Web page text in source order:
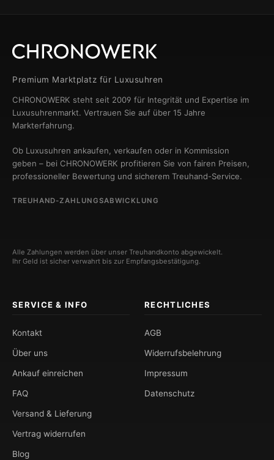
Premium Marktplatz für Luxusuhren
CHRONOWERK steht seit 2009 für Integrität und Expertise im
Luxusuhrenmarkt. Vertrauen Sie auf über 15 Jahre
Markterfahrung.
Ob Luxusuhren ankaufen, verkaufen oder in Kommission
geben – bei CHRONOWERK profitieren Sie von fairen Preisen,
professioneller Bewertung und sicherem Treuhand-Service.
TREUHAND-ZAHLUNGSABWICKLUNG
Alle Zahlungen werden über unser Treuhandkonto abgewickelt.
Ihr Geld ist sicher verwahrt bis zur Empfangsbestätigung.
SERVICE & INFO
Kontakt
Über uns
Ankauf einreichen
FAQ
Versand & Lieferung
Vertrag widerrufen
Blog
RECHTLICHES
AGB
Widerrufsbelehrung
Impressum
Datenschutz